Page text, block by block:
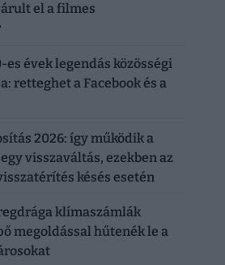
el a filmes
es évek legendás közösségi
retteghet a Facebook és a
2026: így működik a
visszaváltás, ezekben az
késés esetén
klímaszámlák
megoldással hűtenék le a